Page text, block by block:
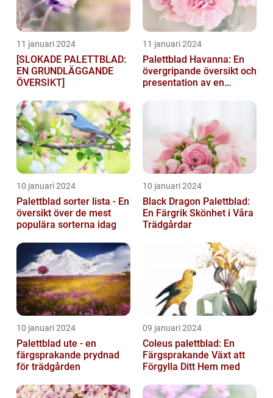
11 januari 2024
[SLOKADE PALETTBLAD:
EN GRUNDLÄGGANDE
ÖVERSIKT]
11 januari 2024
Palettblad Havanna: En
övergripande översikt och
presentation av en
10 januari 2024
Palettblad sorter lista - En
översikt över de mest
populära sorterna idag
10 januari 2024
Black Dragon Palettblad:
En Färgrik Skönhet i Våra
Trädgårdar
10 januari 2024
Palettblad ute - en
färgsprakande prydnad
för trädgården
09 januari 2024
Coleus palettblad: En
Färgsprakande Växt att
Förgylla Ditt Hem med